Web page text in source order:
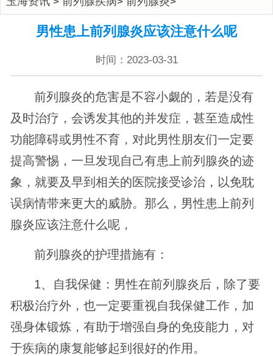
男性患上前列腺炎应该注意什么呢
时间：2023-03-31
前列腺炎的危害是不容小觑的，若是没有
及时治疗，会诱发其他的并发症，甚至造成性
功能障碍或男性不育，对此男性朋友们一定要
提高警惕，一旦发现自己有患上前列腺炎的迹
象，就要及早到相关的医院接受诊治，以免耽
误病情带来更大的威胁。那么，男性患上前列
腺炎应该注意什么呢，
前列腺炎的护理措施有：
1、自我保健：男性在前列腺炎后，除了要
积极治疗外，也一定要重视自我保健工作，加
强身体锻炼，有助于增强自身的免疫能力，对
于疾病的康复能够起到很好的作用。